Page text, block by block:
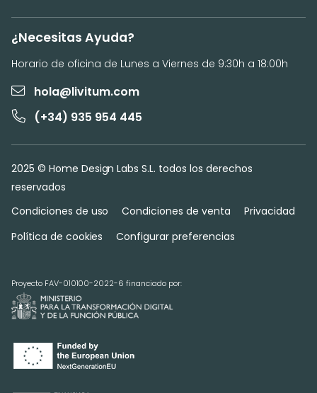
¿Necesitas Ayuda?
Horario de oficina de Lunes a Viernes de 9:30h a 18:00h
hola@livitum.com
(+34) 935 954 445
2025 © Home Design Labs S.L. todos los derechos
reservados
Condiciones de uso
Condiciones de venta
Privacidad
Política de cookies
Configurar preferencias
Proyecto FAV-010100-2022-6 financiado por: